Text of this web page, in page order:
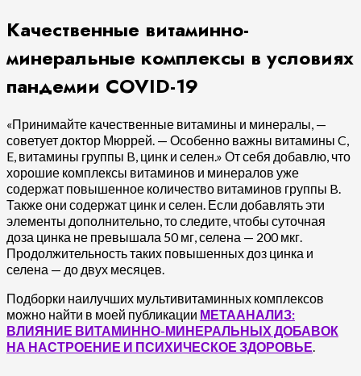
Качественные витаминно-
минеральные комплексы в условиях
пандемии COVID-19
«Принимайте качественные витамины и минералы, —
советует доктор Мюррей. — Особенно важны витамины C,
E, витамины группы B, цинк и селен.» От себя добавлю, что
хорошие комплексы витаминов и минералов уже
содержат повышенное количество витаминов группы B.
Также они содержат цинк и селен. Если добавлять эти
элементы дополнительно, то следите, чтобы суточная
доза цинка не превышала 50 мг, селена — 200 мкг.
Продолжительность таких повышенных доз цинка и
селена — до двух месяцев.
Подборки наилучших мультивитаминных комплексов
можно найти в моей публикации МЕТААНАЛИЗ:
ВЛИЯНИЕ ВИТАМИННО-МИНЕРАЛЬНЫХ ДОБАВОК
НА НАСТРОЕНИЕ И ПСИХИЧЕСКОЕ ЗДОРОВЬЕ